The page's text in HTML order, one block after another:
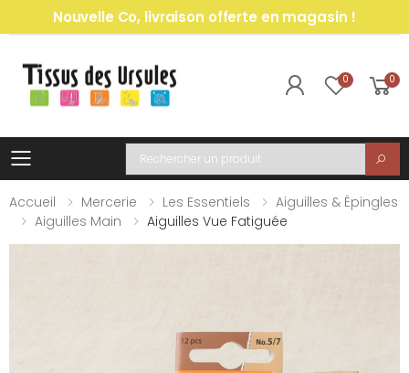
Nouvelle Co, livraison offerte en magasin !
0 0
Toggle mobile menu
Recherche
Accueil
Mercerie Les Essentiels
Aiguilles & Épingles
Aiguilles Main
Aiguilles Vue Fatiguée